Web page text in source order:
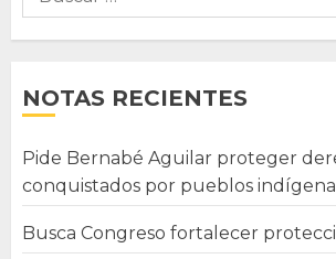
NOTAS RECIENTES
Pide Bernabé Aguilar proteger
conquistados por pueblos
Busca Congreso fortalecer